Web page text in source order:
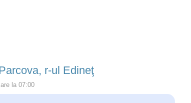
r-ul Edineţ
la 07:00